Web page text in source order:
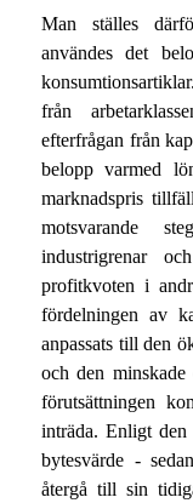
Man ställes
användes det
från
efterfrågan från
belopp varmed
marknadspris
motsvarande
industrigrenar
profitkvoten i
fördelningen av
anpassats till den
och den
förutsättningen
inträda. Enligt den
bytesvärde -
återgå till sin